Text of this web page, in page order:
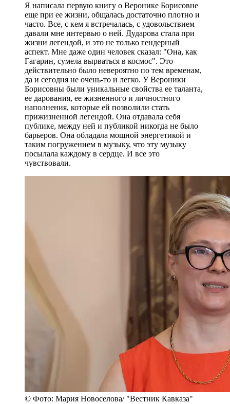
Я написала первую книгу о Веронике Борисовне
еще при ее жизни, общалась достаточно плотно и
часто. Все, с кем я встречалась, с удовольствием
давали мне интервью о ней. Дударова стала при
жизни легендой, и это не только гендерный
аспект. Мне даже один человек сказал: "Она, как
Гагарин, сумела вырваться в космос". Это
действительно было невероятно по тем временам,
да и сегодня не очень-то и легко. У Вероники
Борисовны были уникальные свойства ее таланта,
ее дарования, ее жизненного и личностного
наполнения, которые ей позволили стать
прижизненной легендой. Она отдавала себя
публике, между ней и публикой никогда не было
барьеров. Она обладала мощной энергетикой и
таким погружением в музыку, что эту музыку
посылала каждому в сердце. И все это
чувствовали.
© Фото: Мария Новоселова/ "Вестник Кавказа"